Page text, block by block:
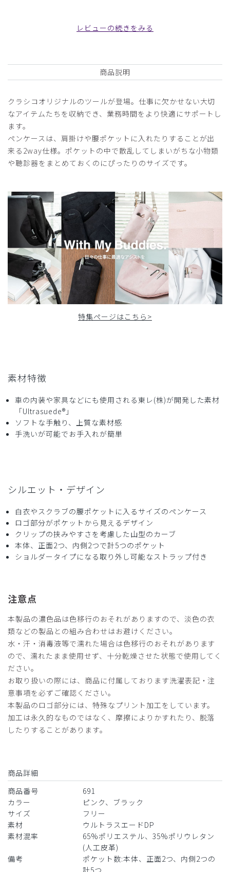
商品到着を心待ちにしてました。
商品：691アクセサリー：ペンケース・SUEDE/ピンク/
フリー
役に立った 0
ご購入者様
購入確認済み
年齢: 40代 身長: 161-165cm 体重: 46-50kg
歯科医です。
施設への訪問検診中、グローブを入れるためのウエストポー
チみたいな物はないかとしばらく探していたのですが、
大阪の店舗にアーバンスムースパンツを購入しに行った際
に、店員さんがこの商品を勧めてくださいました。
本日初使用でしたが、グローブも取り出しやすく、スムース
エストポーチのように装着しても安定します。
役に立った
レビューの続きをみる
商品説明
クラシコオリジナルのツールが登場。仕事に欠かせない大切
なアイテムたちを収納でき、業務時間をより快適にサポートし
ます。
ペンケースは、肩掛けや腰ポケットに入れたりすることが出
来る2way仕様。ポケットの中で散乱してしまいがちな小物類
や聴診器をまとめておくのにぴったりのサイズです。
特集ページはこちら>
素材特徴
車の内装や家具などにも使用される東レ(株)が開発した素材
「Ultrasuede®」
ソフトな手触り、上質な素材感
手洗いが可能でお手入れが簡単
シルエット・デザイン
白衣やスクラブの腰ポケットに入るサイズのペンケース
ロゴ部分がポケットから見えるデザイン
クリップの挟みやすさを考慮した山型のカーブ
本体、正面2つ、内側2つで計5つのポケット
ショルダータイプになる取り外し可能なストラップ付き
注意点
本製品の濃色品は色移行のおそれがありますので、淡色の衣
類などの製品との組み合わせはお避けください。
水・汗・消毒液等で濡れた場合は色移行のおそれがあります
ので、濡れたまま使用せず、十分乾燥させた状態で使用してく
ださい。
お取り扱いの際には、商品に付属しております洗濯表記・注
意事項を必ずご確認ください。
本製品のロゴ部分には、特殊なプリント加工をしています。
加工は永久的なものではなく、摩擦によりかすれたり、脱落
したりすることがあります。
商品詳細
商品番号
691
カラー
ピンク、ブラック
サイズ
フリー
素材
ウルトラスエードDP
素材混率
65%ポリエステル、35%ポリウレタン
(人工皮革)
備考
ポケット数:本体、正面2つ、内側2つの